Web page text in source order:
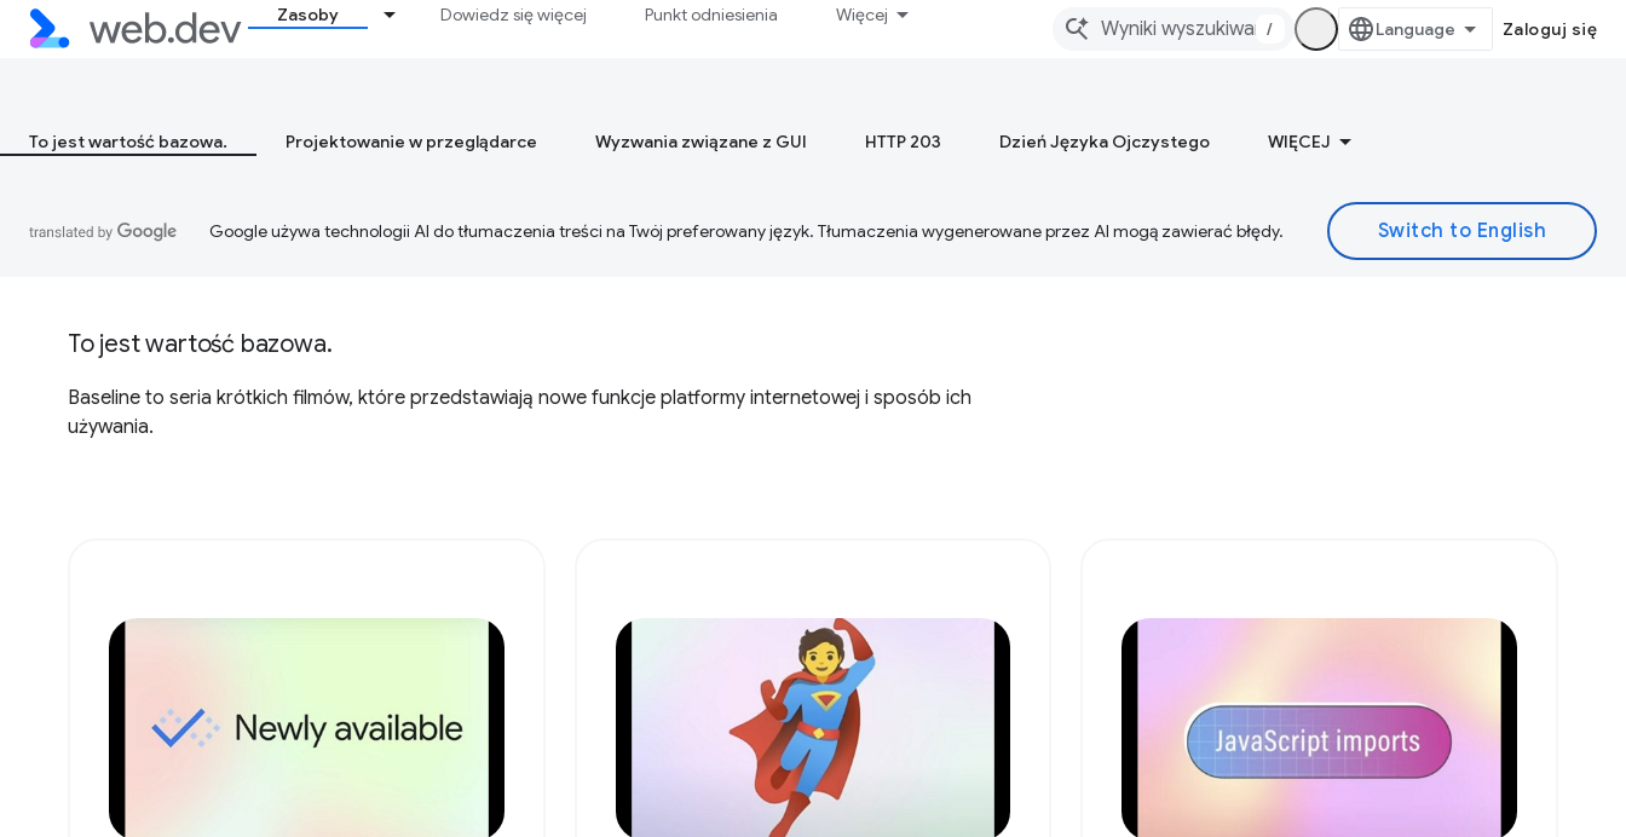
Zasoby Dowiedz się więcej Punkt odniesienia Więcej
/ Zaloguj się
To jest wartość bazowa. Projektowanie w przeglądarce Wyzwania związane z GUI HTTP 203 Dzień Języka Ojczystego WIĘCEJ
Google używa technologii AI do tłumaczenia treści na Twój preferowany język. Tłumaczenia wygenerowane przez AI mogą zawierać błędy.
To jest wartość bazowa.
Baseline to seria krótkich filmów, które przedstawiają nowe funkcje platformy internetowej i sposób ich
używania.